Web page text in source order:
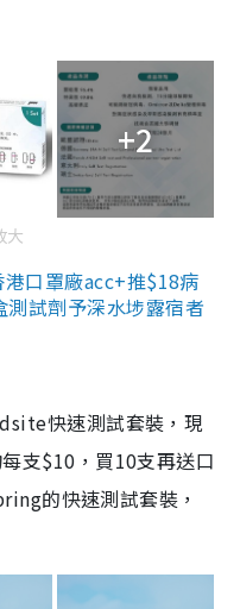
+2
大
口罩廠acc+推$18病
試劑予深水埗露宿者
快速測試套裝，現
支$10，買10支再送口
的快速測試套裝，